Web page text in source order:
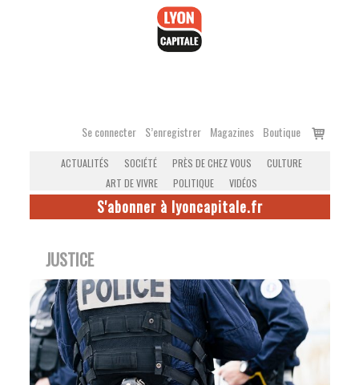
Se connecter S’enregistrer Magazines Boutique
Voir
ACTUALITÉS SOCIÉTÉ PRÈS DE CHEZ VOUS
CULTURE
ART DE VIVRE
POLITIQUE VIDÉOS
S'abonner à lyoncapitale.fr
JUSTICE